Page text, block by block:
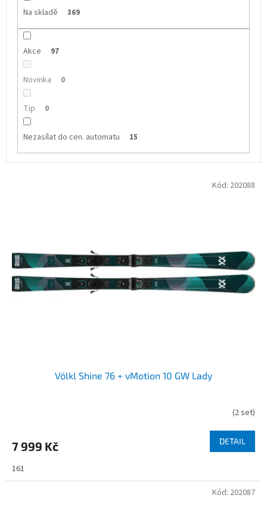
Na skladě 369
Akce 97
Novinka 0
Tip 0
Nezasílat do cen. automatu 15
Völkl Shine 76 + vMotion 10 GW Lady
(2 set)
7 999 Kč DETAIL
161
Kód: 202088
Kód: 202087